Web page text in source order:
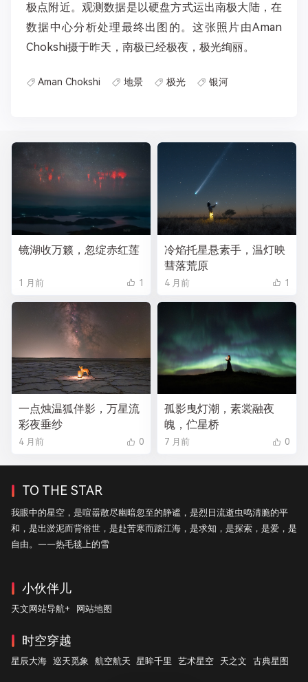
极点附近。观测数据是以硬盘方式运出南极大陆，在
数据中心分析处理最终出图的。这张照片由Aman
Chokshi摄于昨天，南极已经极夜，极光绚丽。
Aman Chokshi 地景 极光 银河
镜湖收万籁，忽绽赤红莲
1 月前 1
冷焰托星悬素手，温灯映
彗落荒原
4 月前 1
一点烛温狐伴影，万星流
彩夜垂纱
4 月前 0
孤影曳灯潮，素裳融夜
魄，伫星桥
7 月前 0
TO THE STAR
我眼中的星空，是喧嚣散尽幽暗忽至的静谧，是烈日流逝虫鸣清脆的平
和，是出淤泥而背俗世，是赴苦寒而踏江海，是求知，是探索，是爱，是
自由。——热毛毯上的雪
小伙伴儿
天文网站导航+ 网站地图
时空穿越
星辰大海 巡天觅象 航空航天 星眸千里 艺术星空 天之文 古典星图